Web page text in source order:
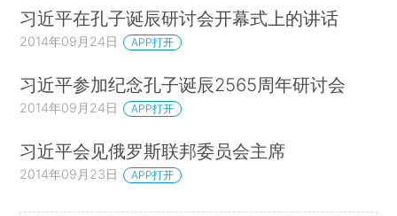
习近平在孔子诞辰研讨会开幕式上的讲话
2014年09月24日 APP打开
习近平参加纪念孔子诞辰2565周年研讨会
2014年09月24日 APP打开
习近平会见俄罗斯联邦委员会主席
2014年09月23日 APP打开